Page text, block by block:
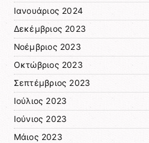
Ιανουάριος 2024
Δεκέμβριος 2023
Νοέμβριος 2023
Οκτώβριος 2023
Σεπτέμβριος 2023
Ιούλιος 2023
Ιούνιος 2023
Μάιος 2023